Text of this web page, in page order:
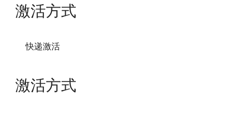
激活方式
快递激活
激活方式